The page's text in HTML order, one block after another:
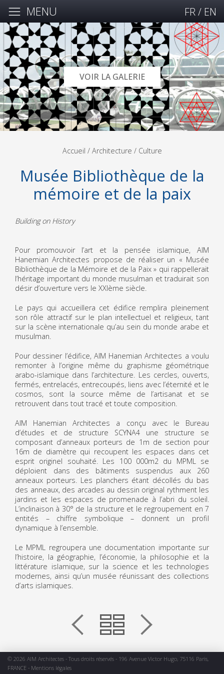
FR/ EN
MENU
VOIR LA GALERIE
Accueil / Architecture / Culture
Musée Bibliothèque de la
mémoire et de la paix
Building on History
Pour promouvoir l’art et la pensée islamique, AIM
Hanemian Architectes propose de réaliser un « Musée
Bibliothèque de la Mémoire et de la Paix » qui rappellerait
l’héritage important du monde musulman et traduirait son
désir d’ouverture vers le XXIème siècle.
Le pays qui accueillera cet édifice remplira pleinement
son rôle attractif sur le plan intellectuel et religieux, tant
sur la scène internationale qu’au sein du monde arabe et
musulman.
Pour dessiner l’édifice, AIM Hanemian Architectes a voulu
remonter à l’origine même du graphisme géométrique
arabo-islamique dans l’architecture. Les cercles, ouverts,
fermés, entrelacés, entrecoupés, liens avec l’éternité et le
cosmos, sont la source même de l’artisanat et se
retrouvent dans tout tracé et toute composition.
AIM Hanemian Architectes a conçu avec le Bureau
d’études et de structure SCYNA4 une structure se
composant d’anneaux porteurs de 1m de section pour
16m de diamètre qui recoupent les espaces dans cet
esprit originel souhaité. Les 100 000m2 du MPML se
déploient dans des bâtiments suspendus aux 260
anneaux porteurs. Les planchers étant décollés du bas
des anneaux, des arcades au dessin original rythment les
jardins et les espaces de promenade à l’abri du soleil.
L’inclinaison à 30° de la structure et le regroupement en 7
entités – chiffre symbolique – donnent un profil
dynamique à l’ensemble.
Le MPML regroupera une documentation importante sur
l’histoire, la géographie, l’économie, la philosophie et la
littérature islamique, sur la science et les technologies
modernes, ainsi qu’un musée réunissant des collections
d’arts islamiques.
© 2026 AIM Architectes - Tous droits réservés - 196 Avenue Victor Hugo, 75116 Paris,
FRANCE - Mentions légales